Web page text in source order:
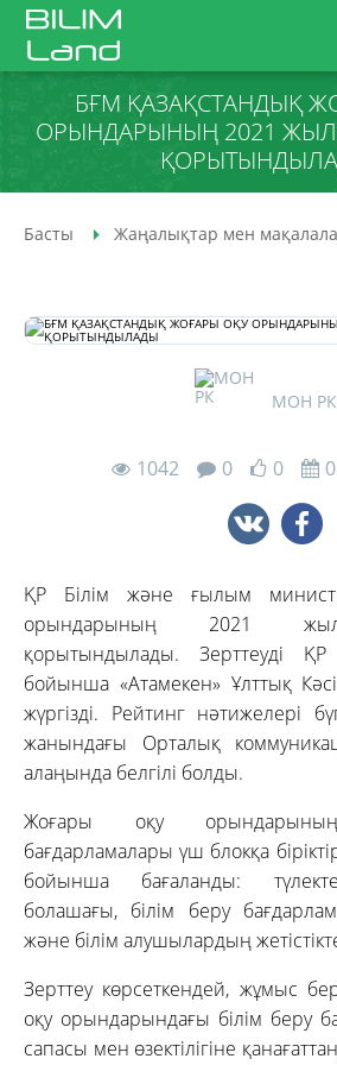
БҒМ ҚАЗАҚСТАНДЫҚ
ОРЫНДАРЫНЫҢ 2021
Басты Жаңалықтар мен
МОН РК
1042 0 0
ҚР Білім және ғылым
орындарының 2021
қорытындылады. Зерттеуді
бойынша «Атамекен» Ұлттық
жүргізді. Рейтинг нәтижелері
жанындағы Орталық
алаңында белгілі болды.
Жоғары оқу
бағдарламалары үш блокқа
бойынша бағаланды:
болашағы, білім беру
және білім алушылардың
Зерттеу көрсеткендей, жұмыс
оқу орындарындағы білім беру
сапасы мен өзектілігіне